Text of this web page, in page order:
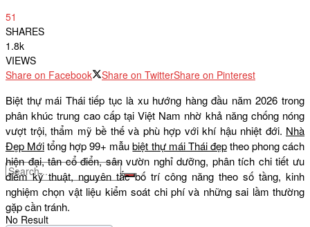
No Result
51
SHARES
1.8k
VIEWS
Share on Facebook
Share on TwitterShare on Pinterest
Biệt thự mái Thái tiếp tục là xu hướng hàng đầu năm 2026 trong
phân khúc trung cao cấp tại Việt Nam nhờ khả năng chống nóng
vượt trội, thẩm mỹ bề thế và phù hợp với khí hậu nhiệt đới. Nhà
Đẹp Mớitổng hợp 99+ mẫubiệt thự mái Thái đẹptheo phong cách
hiện đại, tân cổ điển, sân vườn nghỉ dưỡng, phân tích chi tiết ưu
điểm kỹ thuật, nguyên tắc bố trí công năng theo số tầng, kinh
nghiệm chọn vật liệu kiểm soát chi phí và những sai lầm thường
gặp cần tránh.